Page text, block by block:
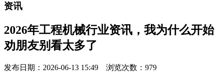
资讯
2026年工程机械行业资讯，我为什么开始
劝朋友别看太多了
发布日期：2026-06-13 15:49 浏览次数： 979